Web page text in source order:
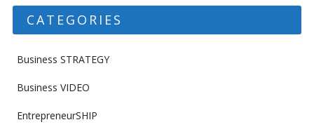
CATEGORIES
Business STRATEGY
Business VIDEO
EntrepreneurSHIP